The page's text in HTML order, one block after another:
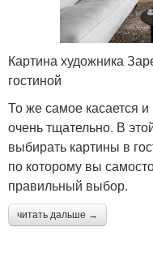
Картина художника
гостиной
То же самое касается
очень тщательно. В
выбирать картины в
по которому вы
правильный выбор.
читать дальше →